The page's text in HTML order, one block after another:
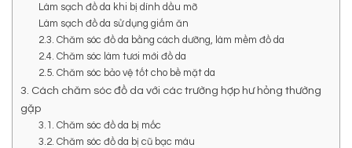
Làm sạch đồ da khi bị dính dầu mỡ
Làm sạch đồ da sử dụng giấm ăn
2.3. Chăm sóc đồ da bằng cách dưỡng, làm mềm đồ da
2.4. Chăm sóc làm tươi mới đồ da
2.5. Chăm sóc bảo vệ tốt cho bề mặt da
3. Cách chăm sóc đồ da với các trường hợp hư hỏng thường
gặp
3.1. Chăm sóc đồ da bị mốc
3.2. Chăm sóc đồ da bị cũ bạc màu